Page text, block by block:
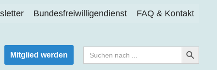
Bundesfreiwilligendienst FAQ & Kontakt
Mitglied werden
Search
for:
Search Button